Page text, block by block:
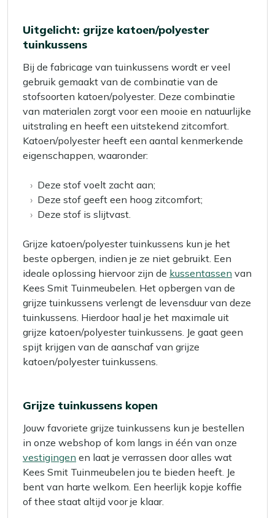
Uitgelicht: grijze katoen/polyester
tuinkussens
Bij de fabricage van tuinkussens wordt er veel
gebruik gemaakt van de combinatie van de
stofsoorten katoen/polyester. Deze combinatie
van materialen zorgt voor een mooie en natuurlijke
uitstraling en heeft een uitstekend zitcomfort.
Katoen/polyester heeft een aantal kenmerkende
eigenschappen, waaronder:
Deze stof voelt zacht aan;
Deze stof geeft een hoog zitcomfort;
Deze stof is slijtvast.
Grijze katoen/polyester tuinkussens kun je het
beste opbergen, indien je ze niet gebruikt. Een
ideale oplossing hiervoor zijn de kussentassen van
Kees Smit Tuinmeubelen. Het opbergen van de
grijze tuinkussens verlengt de levensduur van deze
tuinkussens. Hierdoor haal je het maximale uit
grijze katoen/polyester tuinkussens. Je gaat geen
spijt krijgen van de aanschaf van grijze
katoen/polyester tuinkussens.
Grijze tuinkussens kopen
Jouw favoriete grijze tuinkussens kun je bestellen
in onze webshop of kom langs in één van onze
vestigingen en laat je verrassen door alles wat
Kees Smit Tuinmeubelen jou te bieden heeft. Je
bent van harte welkom. Een heerlijk kopje koffie
of thee staat altijd voor je klaar.